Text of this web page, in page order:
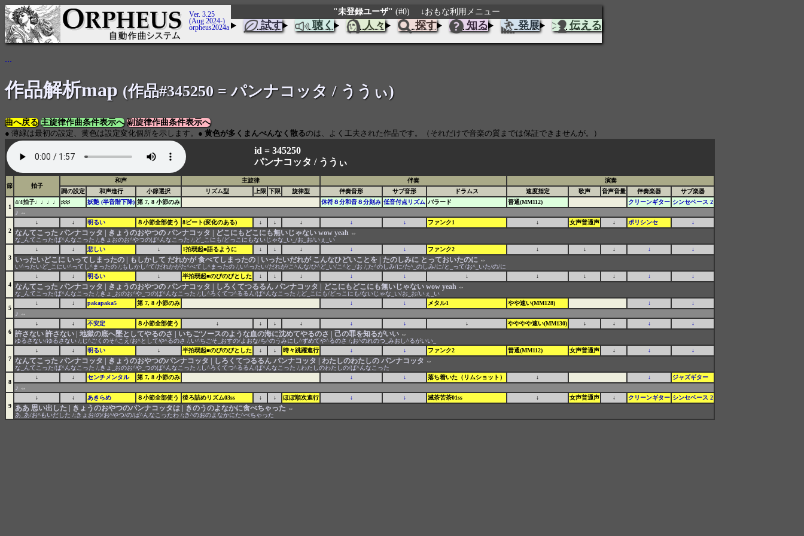
Ver. 3.25
(Aug 2024-)
orpheus2024a
"未登録ユーザ" (#0) ↓おもな利用メニュー
試す 聴く 人々 探す 知る 発展 伝える
...
作品解析map (作品#345250 = パンナコッタ / ううぃ)
曲へ戻る 主旋律作曲条件表示へ 副旋律作曲条件表示へ
● 薄緑は最初の設定、黄色は設定変化個所を示します。● 黄色が多くまんべんなく散るのは、よく工夫された作品です。（それだけで音楽の質までは保証できませんが。）
id = 345250
パンナコッタ / ううぃ
節 拍子
和声 主旋律 伴奏
演奏
調の設定
和声進行 小節選択 リズム型 上限 下限 旋律型 伴奏音形 サブ音形 ドラムス 速度指定 歌声 音声音量 伴奏楽器 サブ楽器
1
4/4拍子♩♩♩♩ ♯♯♯ 妖艶 (半音階下降) 第 7, 8 小節のみ 休符８分和音８分刻み 低音付点リズム バラード 普通(MM112) クリーンギター シンセベース 2
♪ ⇔
2
↓ ↓ 明るい ８小節全部使う 8ビート(変化のある) ↓ ↓ ↓ ↓ ↓ ファンク1 ↓ 女声普通声 ↓ ポリシンセ ↓
なんてこった パンナコッタ | きょうのおやつの パンナコッタ | どこにもどこにも無いじゃない wow yeah ⇔
な_んてこった/ぱ^んなこった /;きょおのお^やつのぱ^んなこった /;ど_こにも/どっこにもないじゃな_い_/お_お/いぇ_い
3
↓ ↓ 悲しい ↓ 1拍弱起■語るように ↓ ↓ ↓ ↓ ↓ ファンク2 ↓ ↓ ↓ ↓ ↓
いったいどこに いってしまったの | もしかして だれかが 食べてしまったの | いったいだれが こんなひどいことを | たのしみに とっておいたのに ⇔
い^ったいど_こにい^ってし^まったの /;もしかし^て/だれかがた^べてし^まったの /;い^ったい/だれが/こ^んな/ひ^ど_い/こ^と_/お /;た^のしみ/に/た^_のしみ/に/と_って/お^_いた/の/に
4
↓ ↓ 明るい ↓ 半拍弱起■のびのびとした ↓ ↓ ↓ ↓ ↓ ↓ ↓ ↓ ↓ ↓ ↓
なんてこった パンナコッタ | きょうのおやつの パンナコッタ | しろくてつるるん パンナコッタ | どこにもどこにも無いじゃない wow yeah ⇔
な_んてこった/ぱ^んなこった /;きょ_おのお^や_つのぱ^んなこった /;し^ろくてつ^るるん/ぱ^んなこった /;ど_こにも/どっこにも/ないじゃな_い/お_お/いぇ_い
5
↓ ↓ pakapaka5 第 7, 8 小節のみ ↓ ↓ メタル1 やや速い(MM128) ↓ ↓
♪ ⇔
6
↓ ↓ 不安定 ８小節全部使う ↓ ↓ ↓ ↓ ↓ ↓ ↓ やややや速い(MM130) ↓ ↓ ↓ ↓
許さない 許さない | 地獄の底へ墜としてやるのさ | いちごソースのような血の海に沈めてやるのさ | 己の罪を知るがいい ⇔
ゆるさない/ゆるさない /;じ^ごくのそ^こえ/お^としてや^るのさ /;い^ちごそ_おすの/よおな/ち^のうみにし^ずめてや^るのさ /;お^のれのつ_みおし^るがいい_
7
↓ ↓ 明るい ↓ 半拍弱起■のびのびとした ↓ ↓ 時々跳躍進行 ↓ ↓ ファンク2 普通(MM112) 女声普通声 ↓ ↓ ↓
なんてこった パンナコッタ | きょうのおやつのパンナコッタ | しろくてつるるん パンナコッタ | わたしのわたしの パンナコッタ ⇔
な_んてこった/ぱ^んなこった /;きょ_おのお^や_つのぱ^んなこった /;し^ろくてつ^るるん/ぱ^んなこった /;わたしのわたしの/ぱ^んなこった
8
↓ ↓ センチメンタル 第 7, 8 小節のみ ↓ ↓ 落ち着いた（リムショット） ↓ ↓ ジャズギター
♪ ⇔
9
↓ ↓ あきらめ ８小節全部使う 後ろ詰めリズム03ss ↓ ↓ ほぼ順次進行 ↓ ↓ 滅茶苦茶01ss ↓ 女声普通声 ↓ クリーンギター シンセベース 2
ああ 思い出した | きょうのおやつのパンナコッタは | きのうのよなかに食べちゃった ⇔
あ_あ/お^もいだした /;きょお/の/お^やつ/の/ぱ^んなこったわ /;き^のおのよなかにた^べちゃった